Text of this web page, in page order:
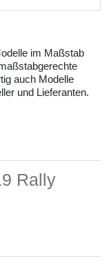
im Maßstab
auch Modelle
und Lieferanten.
Rally